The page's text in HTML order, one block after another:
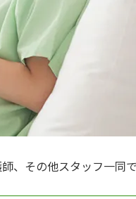
、その他スタッフ一